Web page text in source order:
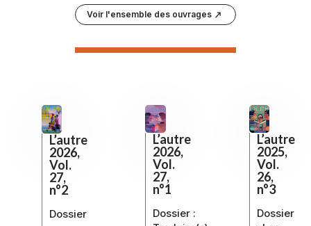
Voir l'ensemble des ouvrages
L’autre
2026,
Vol.
27,
n°2
Dossier
L’autre
2026,
Vol.
27,
n°1
Dossier :
L’autre
2025,
Vol.
26,
n°3
Dossier